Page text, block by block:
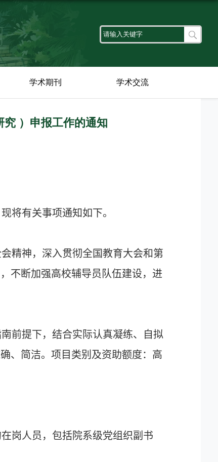
学术期刊 学术交流
究 ）申报工作的通知
将有关事项通知如下。
精神，深入贯彻全国教育大会和第
不断加强高校辅导员队伍建设，进
前提下，结合实际认真凝练、自拟
、简洁。项目类别及资助额度：高
岗人员，包括院系级党组织副书